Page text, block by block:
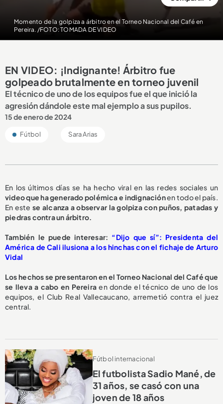
Momento de la golpiza a árbitro en el Torneo Nacional del Café en
Pereira. /FOTO: TOMADA DE VIDEO
EN VIDEO: ¡Indignante! Árbitro fue
golpeado brutalmente en torneo juvenil
El técnico de uno de los equipos fue el que inició la
agresión dándole este mal ejemplo a sus pupilos.
15 de enero de 2024
Fútbol Sara Arias
En los últimos días se ha hecho viral en las redes sociales un
video que ha generado polémica e indignaciónen todo el país.
En este se alcanza a observar la golpiza con puños, patadas y
piedras contra un árbitro.
También le puede interesar: “Dijo que sí”: Presidenta del
América de Cali ilusiona a los hinchas con el fichaje de Arturo
Vidal
Los hechos se presentaron en el Torneo Nacional del Café que
se lleva a cabo en Pereiraen donde el técnico de uno de los
equipos, el Club Real Vallecaucano, arremetió contra el juez
central.
Fútbol internacional
El futbolista Sadio Mané, de
31 años, se casó con una
joven de 18 años